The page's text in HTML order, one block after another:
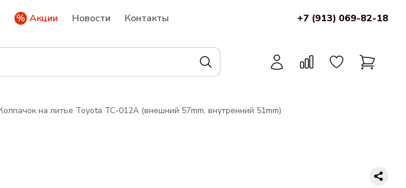
Акции Новости Контакты +7 (913) 069-82-18
на литье Toyota TC-012A (внешний 57mm, внутренний 51mm)